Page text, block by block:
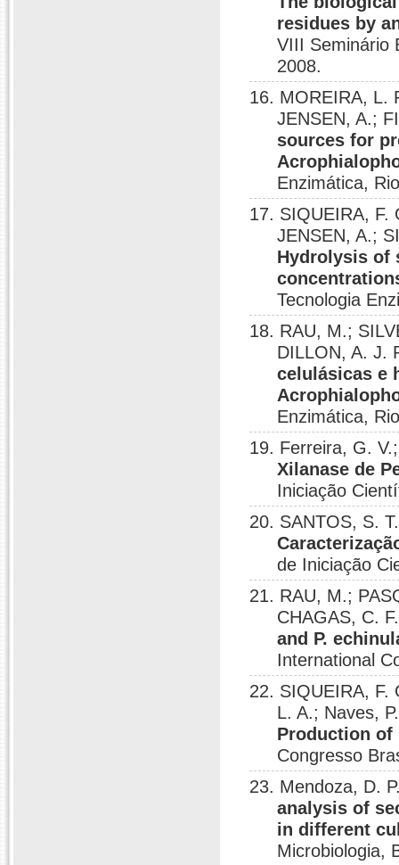
residues by
VIII Seminário
2008.
16. MOREIRA, L.
JENSEN, A.;
sources for
Enzimática,
17. SIQUEIRA, F.
JENSEN, A.;
Hydrolysis of
Tecnologia
18. RAU, M.;
DILLON, A. J.
celulásicas e
Enzimática,
19. Ferreira, G.
Xilanase de
Iniciação
20. SANTOS, S.
de Iniciação
21. RAU, M.;
CHAGAS, C.
and P.
International
22. SIQUEIRA, F.
L. A.; Naves,
Production of
Congresso
23. Mendoza, D.
analysis of
in different
Microbiologia,